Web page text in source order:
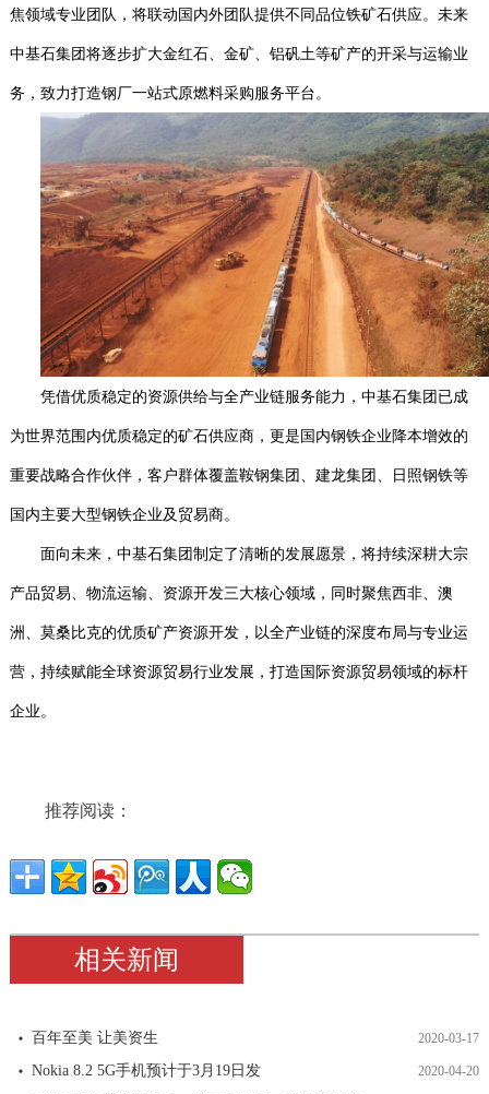
焦领域专业团队，将联动国内外团队提供不同品位铁矿石供应。未来
中基石集团将逐步扩大金红石、金矿、铝矾土等矿产的开采与运输业
务，致力打造钢厂一站式原燃料采购服务平台。
凭借优质稳定的资源供给与全产业链服务能力，中基石集团已成
为世界范围内优质稳定的矿石供应商，更是国内钢铁企业降本增效的
重要战略合作伙伴，客户群体覆盖鞍钢集团、建龙集团、日照钢铁等
国内主要大型钢铁企业及贸易商。
面向未来，中基石集团制定了清晰的发展愿景，将持续深耕大宗
产品贸易、物流运输、资源开发三大核心领域，同时聚焦西非、澳
洲、莫桑比克的优质矿产资源开发，以全产业链的深度布局与专业运
营，持续赋能全球资源贸易行业发展，打造国际资源贸易领域的标杆
企业。
推荐阅读：
相关新闻
百年至美 让美资生 2020-03-17
Nokia 8.2 5G手机预计于3月19日发 2020-04-20